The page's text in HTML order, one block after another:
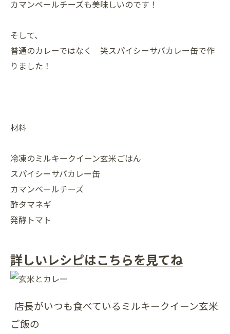
カマンベールチーズも美味しいのです！
そして、
普通のカレーではなく 笑スパイシーサバカレー缶で作
りました！
材料
冷凍のミルキークイーン玄米ごはん
スパイシーサバカレー缶
カマンベールチーズ
酢タマネギ
発酵トマト
詳しいレシピはこちらを見てね
店長がいつも食べているミルキークイーン玄米
ご飯の